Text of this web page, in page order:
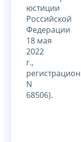
юстиции
Российской
Федерации
18 мая
2022
г.,
N
68506).